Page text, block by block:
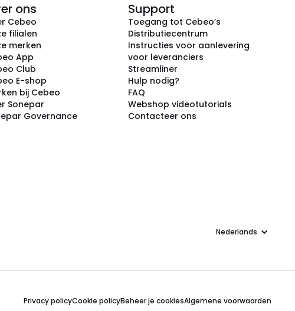
ons
Cebeo
filialen
merken
App
Club
E-shop
bij Cebeo
Sonepar
Governance
Support
Toegang tot Cebeo’s
Distributiecentrum
Instructies voor aanlevering
voor leveranciers
Streamliner
Hulp nodig?
FAQ
Webshop videotutorials
Contacteer ons
Taal
Privacy policyCookie policyBeheer je cookiesAlgemene voorwaarden